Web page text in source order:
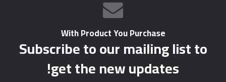
With Product You Purchase
Subscribe to our mailing list to
get the new updates!